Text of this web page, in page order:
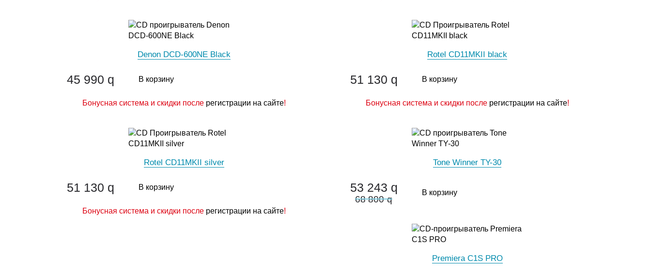
Denon DCD-600NE Black
45 990 q В корзину
Бонусная система и скидки после регистрации на сайте!
Rotel CD11MKII black
51 130 q В корзину
Бонусная система и скидки после регистрации на сайте!
Rotel CD11MKII silver
51 130 q В корзину
Бонусная система и скидки после регистрации на сайте!
Tone Winner TY-30
53 243 q
68 800 q
В корзину
Premiera C1S PRO